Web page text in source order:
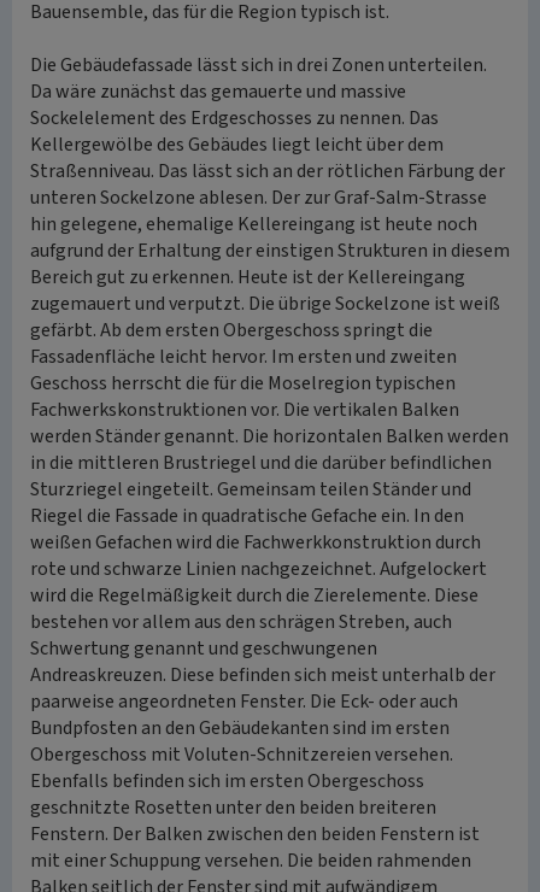
Bauensemble, das für die Region typisch ist.
Die Gebäudefassade lässt sich in drei Zonen unterteilen.
Da wäre zunächst das gemauerte und massive
Sockelelement des Erdgeschosses zu nennen. Das
Kellergewölbe des Gebäudes liegt leicht über dem
Straßenniveau. Das lässt sich an der rötlichen Färbung der
unteren Sockelzone ablesen. Der zur Graf-Salm-Strasse
hin gelegene, ehemalige Kellereingang ist heute noch
aufgrund der Erhaltung der einstigen Strukturen in diesem
Bereich gut zu erkennen. Heute ist der Kellereingang
zugemauert und verputzt. Die übrige Sockelzone ist weiß
gefärbt. Ab dem ersten Obergeschoss springt die
Fassadenfläche leicht hervor. Im ersten und zweiten
Geschoss herrscht die für die Moselregion typischen
Fachwerkskonstruktionen vor. Die vertikalen Balken
werden Ständer genannt. Die horizontalen Balken werden
in die mittleren Brustriegel und die darüber befindlichen
Sturzriegel eingeteilt. Gemeinsam teilen Ständer und
Riegel die Fassade in quadratische Gefache ein. In den
weißen Gefachen wird die Fachwerkkonstruktion durch
rote und schwarze Linien nachgezeichnet. Aufgelockert
wird die Regelmäßigkeit durch die Zierelemente. Diese
bestehen vor allem aus den schrägen Streben, auch
Schwertung genannt und geschwungenen
Andreaskreuzen. Diese befinden sich meist unterhalb der
paarweise angeordneten Fenster. Die Eck- oder auch
Bundpfosten an den Gebäudekanten sind im ersten
Obergeschoss mit Voluten-Schnitzereien versehen.
Ebenfalls befinden sich im ersten Obergeschoss
geschnitzte Rosetten unter den beiden breiteren
Fenstern. Der Balken zwischen den beiden Fenstern ist
mit einer Schuppung versehen. Die beiden rahmenden